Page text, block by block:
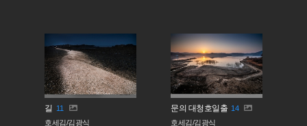
길 11
호세김/김광식
문의 대청호일출 14
호세김/김광식